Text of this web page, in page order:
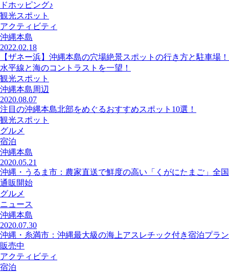
ドホッピング♪
観光スポット
アクティビティ
沖縄本島
2022.02.18
【ザネー浜】沖縄本島の穴場絶景スポットの行き方と駐車場！
水平線と海のコントラストを一望！
観光スポット
沖縄本島周辺
2020.08.07
注目の沖縄本島北部をめぐるおすすめスポット10選！
観光スポット
グルメ
宿泊
沖縄本島
2020.05.21
沖縄・うるま市：農家直送で鮮度の高い「くがにたまご」全国
通販開始
グルメ
ニュース
沖縄本島
2020.07.30
沖縄・糸満市：沖縄最大級の海上アスレチック付き宿泊プラン
販売中
アクティビティ
宿泊